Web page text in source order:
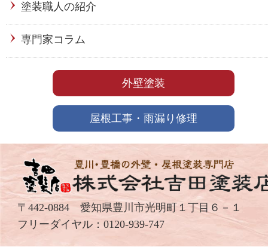
塗装職人の紹介
専門家コラム
外壁塗装
屋根工事・雨漏り修理
〒442-0884 愛知県豊川市光明町１丁目６－１
フリーダイヤル： 0120-939-747